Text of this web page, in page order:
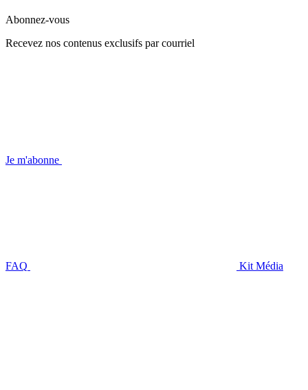
Abonnez-vous
Recevez nos contenus exclusifs par courriel
Je m'abonne
FAQ Kit Média